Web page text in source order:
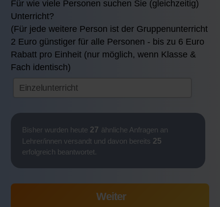
Für wie viele Personen suchen Sie (gleichzeitig)
Unterricht?
(Für jede weitere Person ist der Gruppenunterricht
2 Euro günstiger für alle Personen - bis zu 6 Euro
Rabatt pro Einheit (nur möglich, wenn Klasse &
Fach identisch)
Bisher wurden heute 27 ähnliche Anfragen an
Lehrer/innen versandt und davon bereits 25
erfolgreich beantwortet.